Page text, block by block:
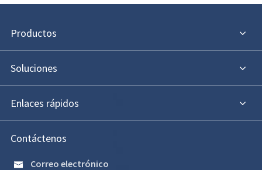
Productos
Soluciones
Enlaces rápidos
Contáctenos

Correo electrónico